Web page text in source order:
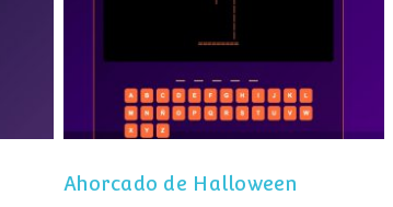
Ahorcado de Halloween
Ahorcado de Halloween